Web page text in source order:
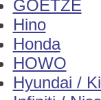
GOETZE
Hino
Honda
HOWO
Hyundai /